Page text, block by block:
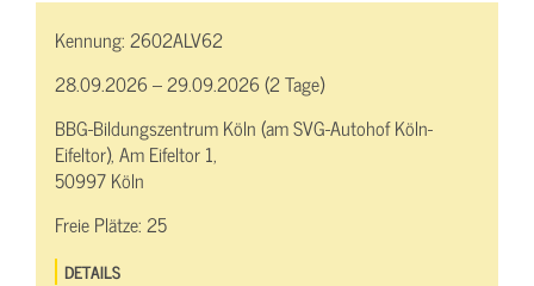
Kennung:2602ALV62
28.09.2026 – 29.09.2026 (2 Tage)
BBG-Bildungszentrum Köln (am SVG-Autohof Köln-
Eifeltor), Am Eifeltor 1,
50997 Köln
Freie Plätze:25
DETAILS